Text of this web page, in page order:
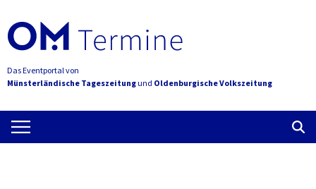
Das Eventportal von
Münsterländische Tageszeitungund Oldenburgische Volkszeitung